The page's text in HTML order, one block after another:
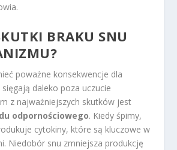
BRAKU SNU
poważne konsekwencje dla
daleko poza uczucie
z najważniejszych skutków jest
odpornościowego. Kiedy śpimy,
cytokiny, które są kluczowe w
Niedobór snu zmniejsza produkcję